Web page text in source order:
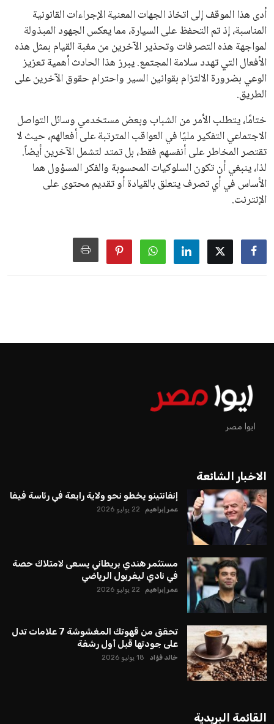
أدى هذا الموقف إلى اتخاذ الجهات المعنية الإجراءات القانونية
المناسبة، إذ تم التحفظ على السيارة، مما يعكس الجهود المبذولة
لمواجهة هذه التصرفات وتحذير الآخرين من مغبة القيام بمثل هذه
الأفعال التي تهدد سلامة المجتمع. يبرز هذا الحادث أهمية تعزيز
الوعي بضرورة الالتزام بقوانين السير واحترام حقوق الآخرين على
الطريق.
ختامًا، يتطلب الأمر من الشباب وبعض مستخدمي وسائل التواصل
الاجتماعي التفكير مليًا في العواقب المترتبة على أفعالهم، حيث لا
تقتصر المخاطر على أنفسهم فقط، بل تمتد لتشمل الآخرين أيضاً.
لذا، ينبغي أن تكون السلوكيات المحسوبة والفكر المسؤول هما
الأساس في أي تصرف يتعلق بالقيادة أو تقديم محتوى على
الإنترنت.
إنفانتينو يخطو نحو ولاية رابعة في
عمر إبراهيم منذ 15 أيام
يبدو أن السويسري جياني إنفانتينو في طريقه للاحتفاظ بمنصبه
كرئيس للاتحاد الدولي لكرة القدم “فيفا” لفترة رابعة، بعد أن حصل
على تأييد واسع من أكثر من 200 اتحاد وطني من أصل 211 في
الجمعية العمومية. مما يعزز فرصته للفوز في الانتخابات المقررة عام
2027، ويجعله المرشح الأكثر حظًا حتى الآن.
لإنفانتينو في الآونة الأخيرة. حتى الآن، لم يتقدم أي مرشح منافس